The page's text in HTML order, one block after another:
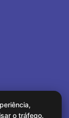
o tráfego.